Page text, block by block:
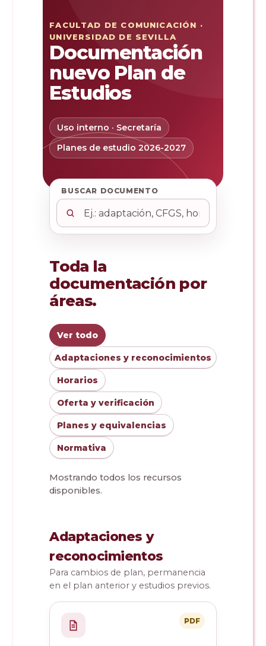
Reservas
Calendario Lectivo
Horarios
Periodismo
Publicidad y RR.PP
Comunicación Audiovisual
Doble Grado PER/CAV
Periodismo
Comunicación Audiovisual
Secretaría Virtual
#YoPractico
FACULTAD DE COMUNICACIÓN ·
UNIVERSIDAD DE SEVILLA
Documentación
nuevo Plan de
Estudios
Uso interno · Secretaría
Planes de estudio 2026-2027
BUSCAR DOCUMENTO
Toda la
documentación por
áreas.
Ver todo
Adaptaciones y reconocimientos
Horarios
Oferta y verificación
Planes y equivalencias
Normativa
Mostrando todos los recursos
disponibles.
Adaptaciones y
reconocimientos
Para cambios de plan, permanencia
en el plan anterior y estudios previos.
PDF